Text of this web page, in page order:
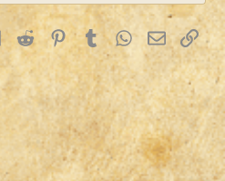
LinkedIn
RedditPinterest
TumblrWhatsApp
E-MailLink